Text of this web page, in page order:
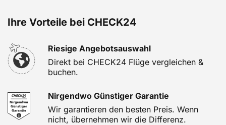
Ihre Vorteile bei CHECK24
Riesige Angebotsauswahl
Direkt bei CHECK24 Flüge vergleichen &
buchen.
Nirgendwo Günstiger Garantie
Wir garantieren den besten Preis. Wenn
nicht, übernehmen wir die Differenz.